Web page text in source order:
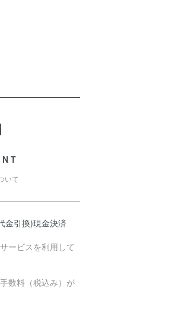
いて
金引換)現金決済
ービスを利用して
数料（税込み）が